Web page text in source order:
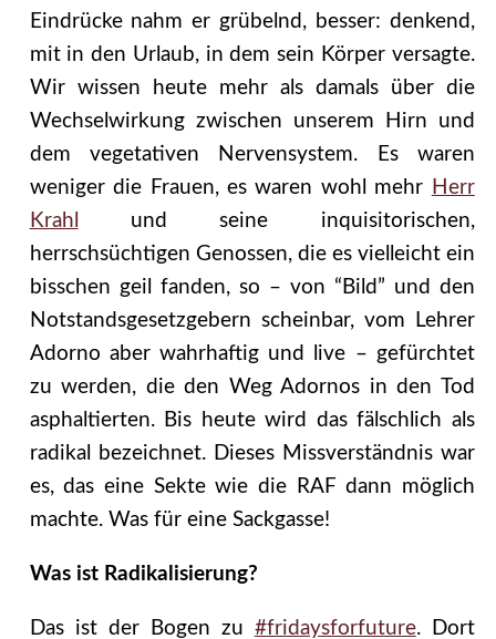
Eindrücke nahm er grübelnd, besser: denkend,
mit in den Urlaub, in dem sein Körper versagte.
Wir wissen heute mehr als damals über die
Wechselwirkung zwischen unserem Hirn und
dem vegetativen Nervensystem. Es waren
weniger die Frauen, es waren wohl mehr Herr
Krahl
und seine inquisitorischen,
herrschsüchtigen Genossen, die es vielleicht ein
bisschen geil fanden, so – von “Bild” und den
Notstandsgesetzgebern scheinbar, vom Lehrer
Adorno aber wahrhaftig und live – gefürchtet
zu werden, die den Weg Adornos in den Tod
asphaltierten. Bis heute wird das fälschlich als
radikal bezeichnet. Dieses Missverständnis war
es, das eine Sekte wie die RAF dann möglich
machte. Was für eine Sackgasse!
Was ist Radikalisierung?
Das ist der Bogen zu #fridaysforfuture. Dort